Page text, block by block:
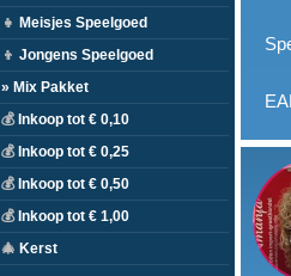
👧 Meisjes Speelgoed
👦 Jongens Speelgoed
» Mix Pakket
💰Inkoop tot € 0,10
💰Inkoop tot € 0,25
💰Inkoop tot € 0,50
💰Inkoop tot € 1,00
🎄 Kerst